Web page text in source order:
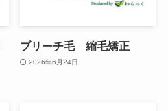
ブリーチ毛 縮毛矯正
2026年6月24日